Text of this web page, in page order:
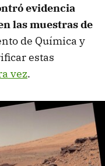
evidencia
las muestras de
de Química y
estas
vez.